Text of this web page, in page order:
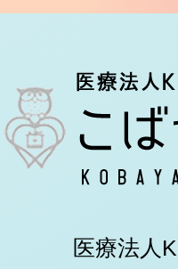
医療法人